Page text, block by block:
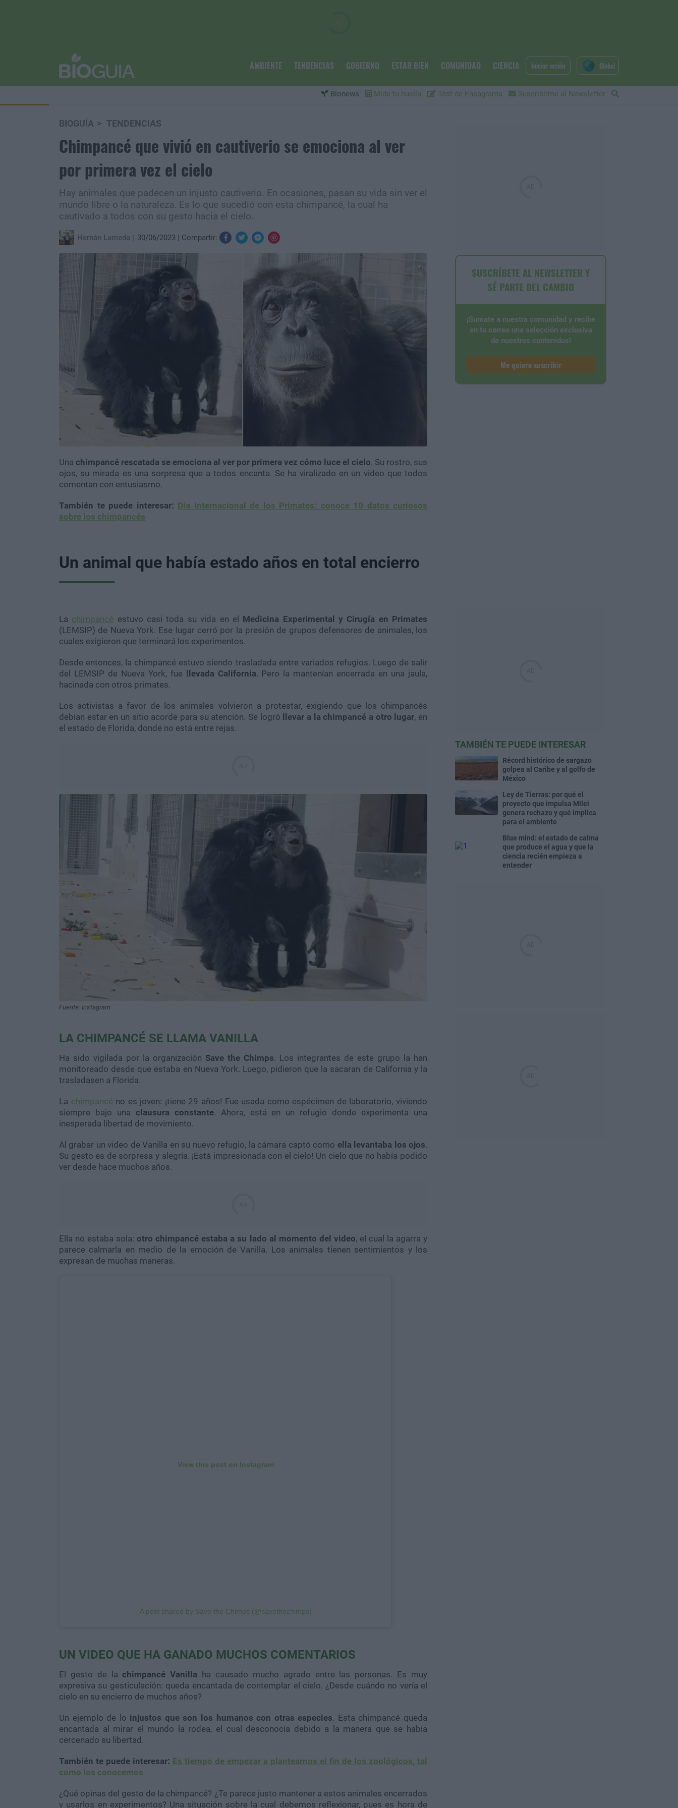
AMBIENTE TENDENCIAS GOBIERNO ESTAR BIEN COMUNIDAD CIENCIA
Bionews Mide tu huella Test de Eneagrama Suscribirme al Newsletter
Iniciar sesión Global
BIOGUÍA TENDENCIAS
Chimpancé que vivió en cautiverio se emociona al ver
por primera vez el cielo
Hay animales que padecen un injusto cautiverio. En ocasiones, pasan su vida sin ver el
mundo libre o la naturaleza. Es lo que sucedió con esta chimpancé, la cual ha
cautivado a todos con su gesto hacia el cielo.
Hernán Lameda 30/06/2023 Compartir:
Una chimpancé rescatada se emociona al ver por primera vez cómo luce el cielo. Su rostro, sus
ojos, su mirada es una sorpresa que a todos encanta. Se ha viralizado en un video que todos
comentan con entusiasmo.
También te puede interesar: Día Internacional de los Primates: conoce 10 datos curiosos
sobre los chimpancés
Un animal que había estado años en total encierro
La c himpancé estuvo casi toda su vida en el Medicina Experimental y Cirugía en Primates
(LEMSIP) de Nueva York. Ese lugar cerró por la presión de grupos defensores de animales, los
cuales exigieron que terminará los experimentos.
Desde entonces, la chimpancé estuvo siendo trasladada entre variados refugios. Luego de salir
del LEMSIP de Nueva York, fue
llevada California. Pero la mantenían encerrada en una jaula,
hacinada con otros primates.
Los activistas a favor de los animales volvieron a protestar, exigiendo que los chimpancés
debían estar en un sitio acorde para su atención. Se logró
llevar a la chimpancé a otro lugar, en
el estado de Florida, donde no está entre rejas.
Fuente: Instagram
LA CHIMPANCÉ SE LLAMA VANILLA
Ha sido vigilada por la organización Save the Chimps. Los integrantes de este grupo la han
monitoreado desde que estaba en Nueva York. Luego, pidieron que la sacaran de California y la
trasladasen a Florida.
La chimpancé no es joven: ¡tiene 29 años! Fue usada como espécimen de laboratorio, viviendo
siempre bajo una clausura constante. Ahora, está en un refugio donde experimenta una
inesperada libertad de movimiento.
Al grabar un video de Vanilla en su nuevo refugio, la cámara captó como ella levantaba los ojos.
Su gesto es de sorpresa y alegría. ¡Está impresionada con el cielo! Un cielo que no había podido
ver desde hace muchos años.
Ella no estaba sola: otro chimpancé estaba a su lado al momento del video, el cual la agarra y
parece calmarla en medio de la emoción de Vanilla. Los animales tienen sentimientos y los
expresan de muchas maneras.
View this post on Instagram
A post shared by Save the Chimps (@savethechimps)
UN VIDEO QUE HA GANADO MUCHOS COMENTARIOS
El gesto de la chimpancé Vanilla ha causado mucho agrado entre las personas. Es muy
expresiva su gesticulación: queda encantada de contemplar el cielo. ¿Desde cuándo no vería el
cielo en su encierro de muchos años?
Un ejemplo de lo injustos que son los humanos con otras especies. Esta chimpancé queda
encantada al mirar el mundo la rodea, el cual desconocía debido a la manera que se había
cercenado su libertad.
También te puede interesar: Es tiempo de empezar a plantearnos el fin de los zoológicos, tal
como los conocemos
¿Qué opinas del gesto de la chimpancé? ¿Te parece justo mantener a estos animales encerrados
y usarlos en experimentos? Una situación sobre la cual debemos reflexionar, pues es hora de
SUSCRÍBETE AL NEWSLETTER Y
SÉ PARTE DEL CAMBIO
¡Sumate a nuestra comunidad y recibe
en tu correo una selección exclusiva
de nuestros contenidos!
Me quiero suscribir
TAMBIÉN TE PUEDE INTERESAR
Récord histórico de sargazo
golpea al Caribe y al golfo de
México
Ley de Tierras: por qué el
proyecto que impulsa Milei
genera rechazo y qué implica
para el ambiente
Blue mind: el estado de calma
que produce el agua y que la
ciencia recién empieza a
entender